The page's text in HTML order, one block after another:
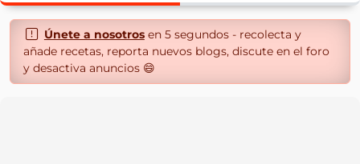
Únete a nosotrosen 5 segundos - recolecta y
añade recetas, reporta nuevos blogs, discute en el foro
y desactiva anuncios 😄